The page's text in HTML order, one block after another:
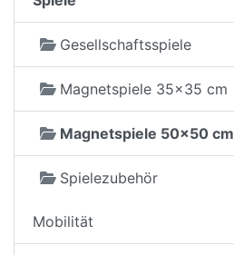
Gesellschaftsspiele
Magnetspiele 35x35 cm
Magnetspiele 50x50 cm
Spielezubehör
Mobilität